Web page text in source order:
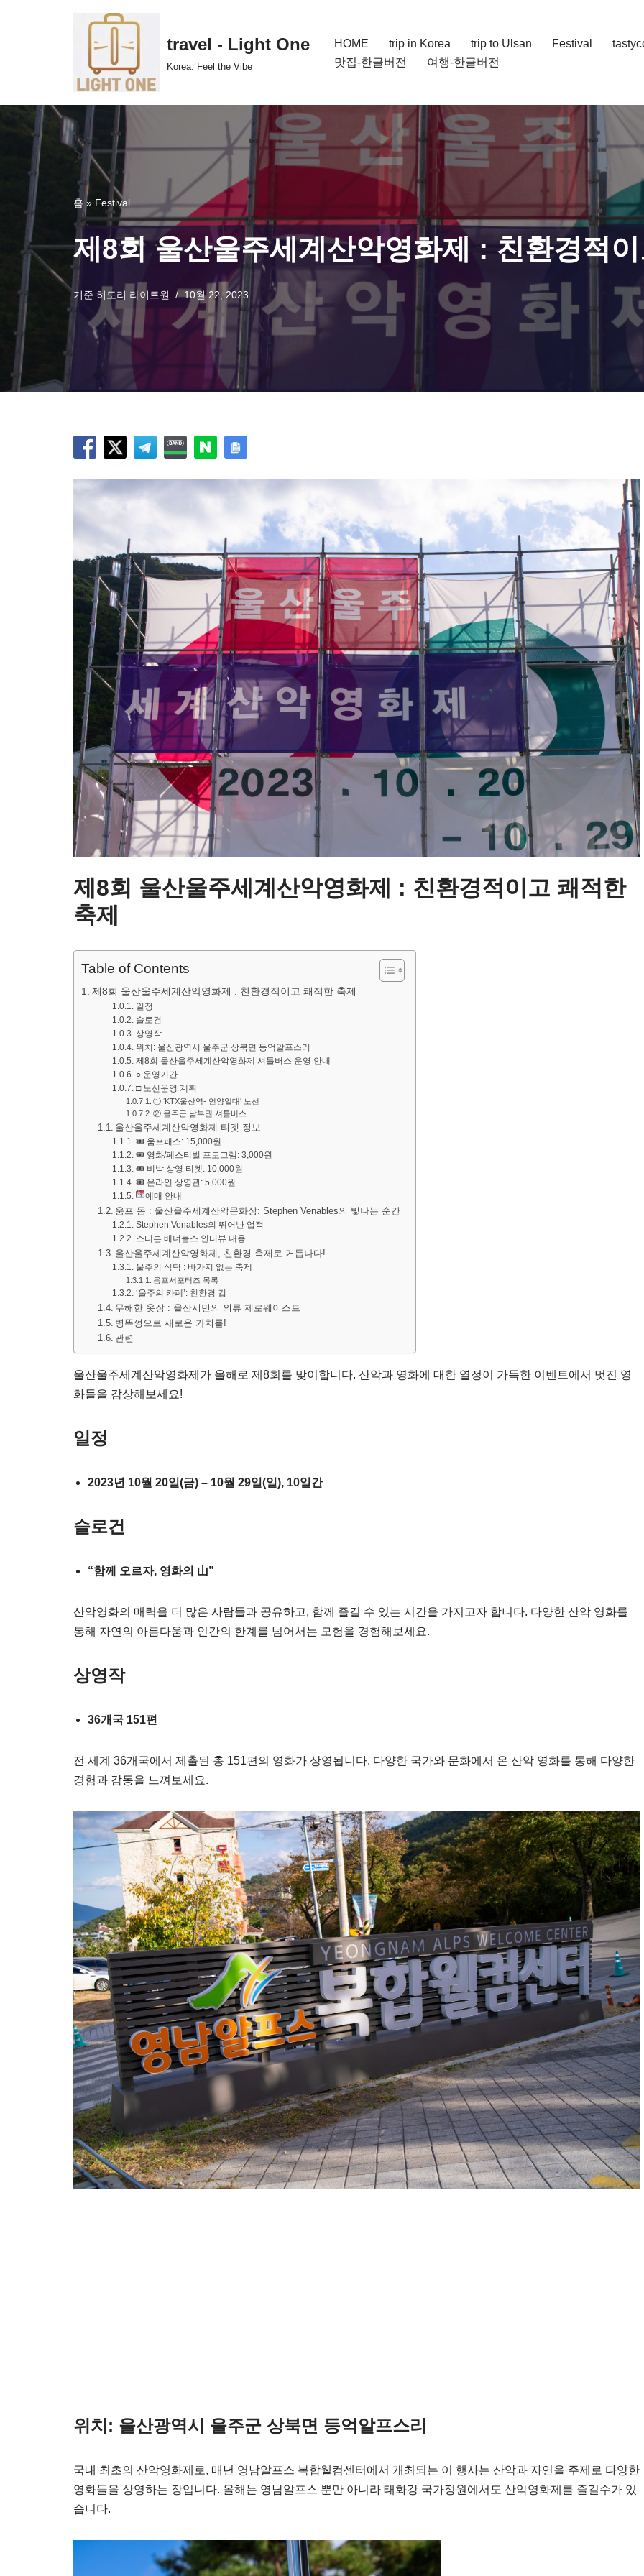
travel - Light One
Korea: Feel the Vibe
HOME trip in Korea trip to Ulsan Festival
맛집-한글버전
여행-한글버전
홈 » Festival
제8회 울산울주세계산악영화제 : 친환경적
기준 히도리 라이트원 10월 22, 2023
제8회 울산울주세계산악영화제 : 친환경적이고 쾌적한
축제
Table of Contents
제8회 울산울주세계산악영화제 : 친환경적이고 쾌적한 축제
일정
슬로건
상영작
위치: 울산광역시 울주군 상북면 등억알프스리
제8회 울산울주세계산악영화제 셔틀버스 운영 안내
○ 운영기간
□ 노선운영 계획
① ‘KTX울산역- 언양일대′ 노선
② 울주군 남부권 셔틀버스
울산울주세계산악영화제 티켓 정보
🎟 움프패스: 15,000원
🎟 영화/페스티벌 프로그램: 3,000원
🎟 비박 상영 티켓: 10,000원
🎟 온라인 상영관: 5,000원
예매 안내
움프 돔 : 울산울주세계산악문화상: Stephen Venables의 빛나는 순간
Stephen Venables의 뛰어난 업적
스티븐 베너블스 인터뷰 내용
울산울주세계산악영화제, 친환경 축제로 거듭나다!
울주의 식탁 : 바가지 없는 축제
옴프서포터즈 목록
‘울주의 카페’: 친환경 컵
무해한 옷장 : 울산시민의 의류 제로웨이스트
병뚜껑으로 새로운 가치를!
관련
울산울주세계산악영화제가 올해로 제8회를 맞이합니다. 산악과 영화에 대한 열정이 가득한 이벤트에서 멋진 영
화들을 감상해보세요!
일정
2023년 10월 20일(금) – 10월 29일(일), 10일간
슬로건
“함께 오르자, 영화의 山”
산악영화의 매력을 더 많은 사람들과 공유하고, 함께 즐길 수 있는 시간을 가지고자 합니다. 다양한 산악 영화를
통해 자연의 아름다움과 인간의 한계를 넘어서는 모험을 경험해보세요.
상영작
36개국 151편
전 세계 36개국에서 제출된 총 151편의 영화가 상영됩니다. 다양한 국가와 문화에서 온 산악 영화를 통해 다양한
경험과 감동을 느껴보세요.
위치: 울산광역시 울주군 상북면 등억알프스리
국내 최초의 산악영화제로, 매년 영남알프스 복합웰컴센터에서 개최되는 이 행사는 산악과 자연을 주제로 다양한
영화들을 상영하는 장입니다. 올해는 영남알프스 뿐만 아니라 태화강 국가정원에서도 산악영화제를 즐길수가 있
습니다.